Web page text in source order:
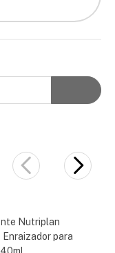
Nutriplan
para